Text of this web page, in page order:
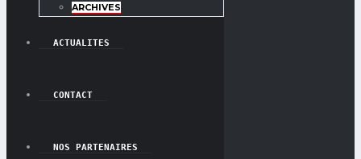
ARCHIVES
ACTUALITES
CONTACT
NOS PARTENAIRES